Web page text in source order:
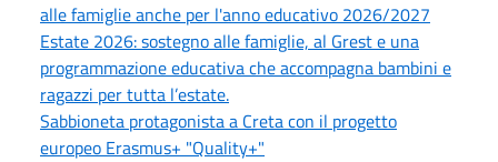
alle famiglie anche per l'anno educativo 2026/2027
Estate 2026: sostegno alle famiglie, al Grest e una
programmazione educativa che accompagna bambini e
ragazzi per tutta l’estate.
Sabbioneta protagonista a Creta con il progetto
europeo Erasmus+ "Quality+"